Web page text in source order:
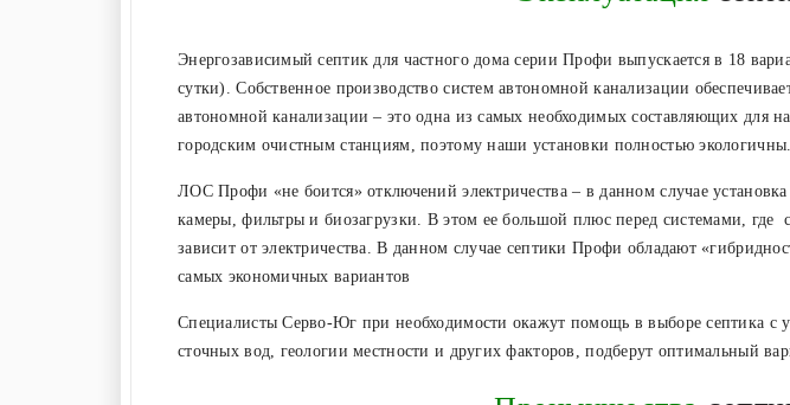
Энергозависимый септик для частного дома серии Профи выпускается в 18
сутки). Собственное производство систем автономной канализации
автономной канализации – это одна из самых необходимых составляющих для
городским очистным станциям, поэтому наши установки полностью экологичны.
ЛОС Профи «не боится» отключений электричества – в данном случае
камеры, фильтры и биозагрузки. В этом ее большой плюс перед системами, где
зависит от электричества. В данном случае септики Профи обладают
самых экономичных вариантов
Специалисты Серво-Юг при необходимости окажут помощь в выборе септика с
сточных вод, геологии местности и других факторов, подберут оптимальный